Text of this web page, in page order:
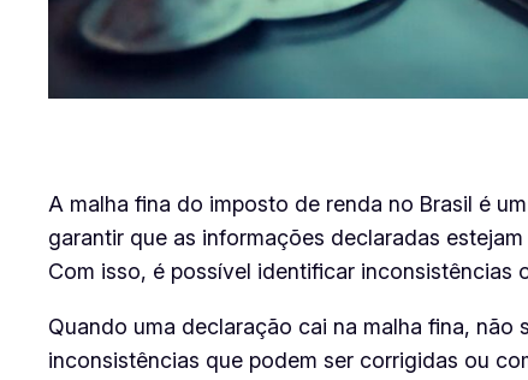
A malha fina do imposto de renda no Brasil é
garantir que as informações declaradas
Com isso, é possível identificar inconsistências
Quando uma declaração cai na malha fina,
inconsistências que podem ser corrigidas ou